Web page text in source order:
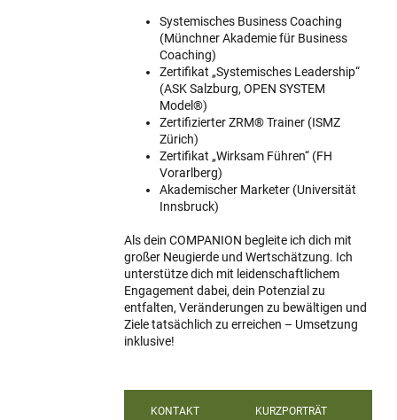
Systemisches Business Coaching
(Münchner Akademie für Business
Coaching)
Zertifikat „Systemisches Leadership“
(ASK Salzburg, OPEN SYSTEM
Model®)
Zertifizierter ZRM® Trainer (ISMZ
Zürich)
Zertifikat „Wirksam Führen“ (FH
Vorarlberg)
Akademischer Marketer (Universität
Innsbruck)
Als dein COMPANION begleite ich dich mit
großer Neugierde und Wertschätzung. Ich
unterstütze dich mit leidenschaftlichem
Engagement dabei, dein Potenzial zu
entfalten, Veränderungen zu bewältigen und
Ziele tatsächlich zu erreichen – Umsetzung
inklusive!
KONTAKT
KURZPORTRÄT